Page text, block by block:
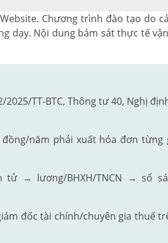
Chương trình đào tạo do
dạy. Nội dung bám sát thực tế
TT-BTC, Thông tư 40, Nghị
năm phải xuất hóa đơn
→ lương/BHXH/TNCN → sổ
đốc tài chính/chuyên gia thuế